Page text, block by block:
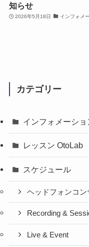
知らせ
2026年5月18日 インフォメ
カテゴリー
インフォメーショ
レッスン OtoLab
スケジュール
ヘッドフォンコ
Recording &
Live & Event